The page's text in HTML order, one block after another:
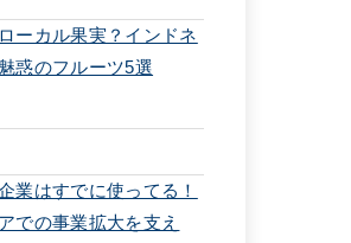
ーカル果実？インドネ
惑のフルーツ5選
業はすでに使ってる！
での事業拡大を支え